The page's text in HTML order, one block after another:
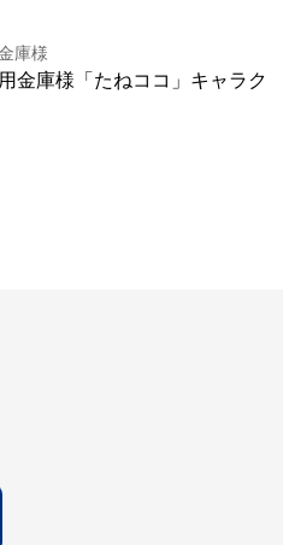
庫様
金庫様「たねココ」キャラク